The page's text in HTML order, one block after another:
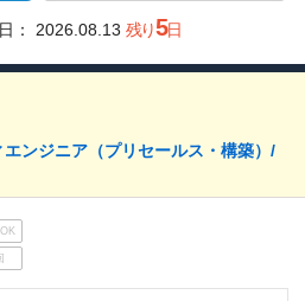
： 2026.08.13 残り5日
ンジニア（プリセールス・構築）/